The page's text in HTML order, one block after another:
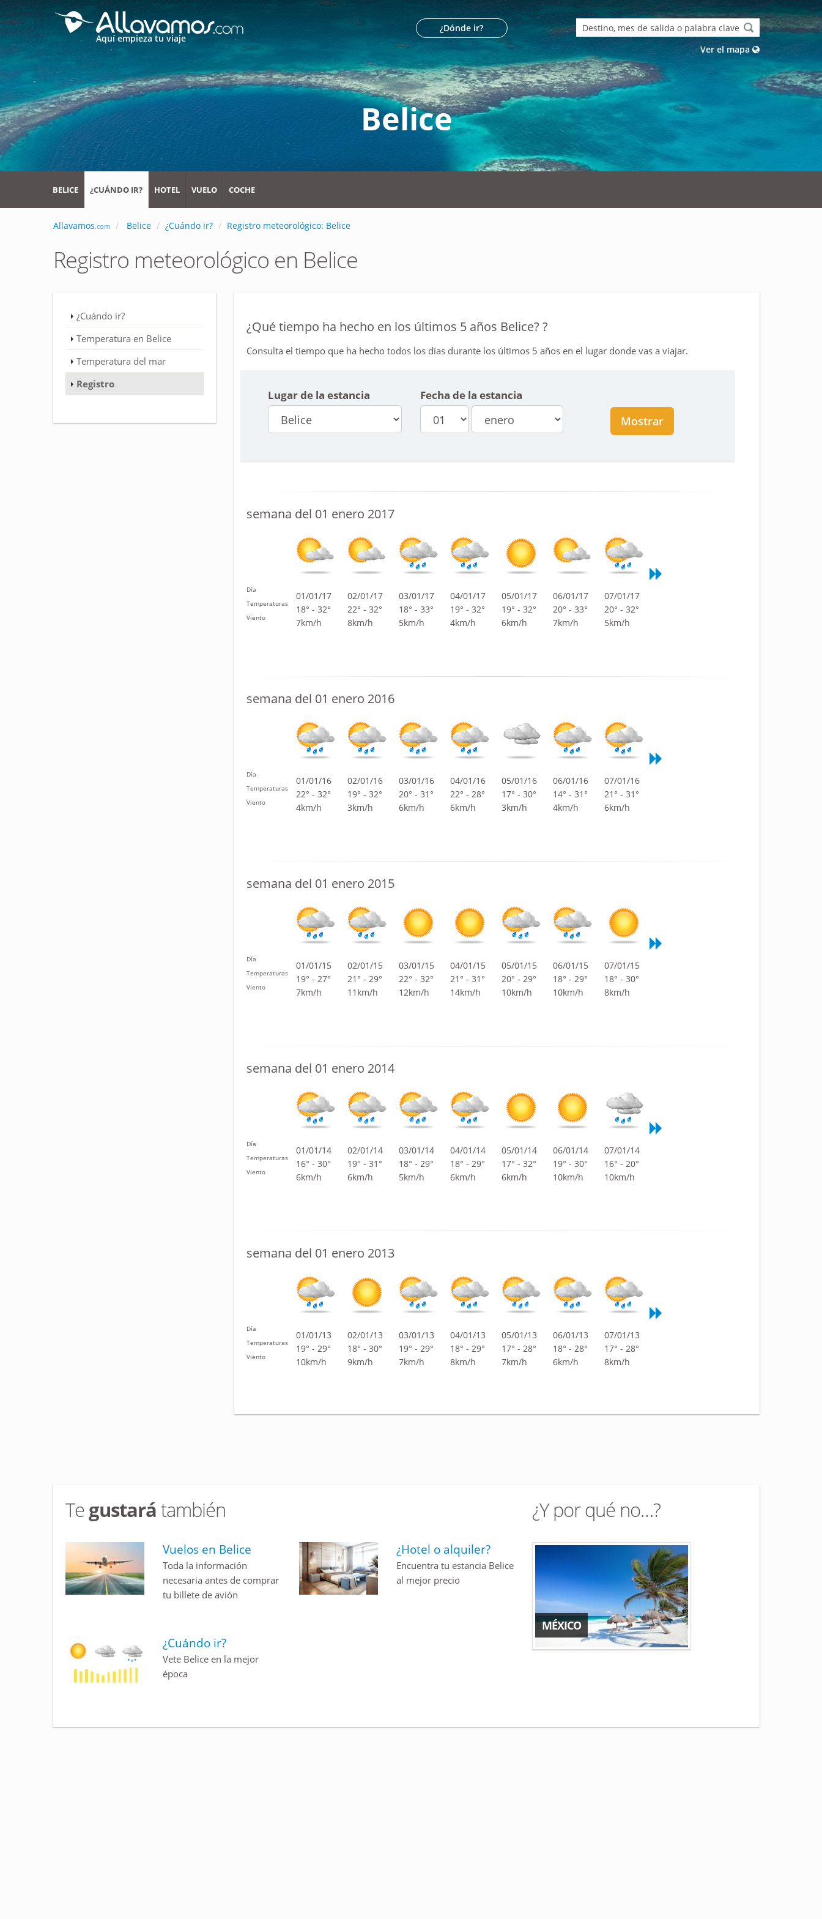
¿Dónde ir?
Ver el mapa
Aquí empieza tu viaje
Belice
BELICE ¿CUÁNDO IR? HOTEL VUELO COCHE
Allavamos.com Belice ¿Cuándo ir? Registro meteorológico: Belice
Registro meteorológico en Belice
¿Cuándo ir?
Temperatura en Belice
Temperatura del mar
Registro
¿Qué tiempo ha hecho en los últimos 5 años Belice? ?
Consulta el tiempo que ha hecho todos los días durante los últimos 5 años en el lugar donde vas a viajar.
Lugar de la estancia Fecha de la estancia
Mostrar
semana del 01 enero 2017
Día
Temperaturas
Viento
01/01/17
18° - 32°
7km/h
02/01/17
22° - 32°
8km/h
03/01/17
18° - 33°
5km/h
04/01/17
19° - 32°
4km/h
05/01/17
19° - 32°
6km/h
06/01/17
20° - 33°
7km/h
07/01/17
20° - 32°
5km/h
semana del 01 enero 2016
Día
Temperaturas
Viento
01/01/16
22° - 32°
4km/h
02/01/16
19° - 32°
3km/h
03/01/16
20° - 31°
6km/h
04/01/16
22° - 28°
6km/h
05/01/16
17° - 30°
3km/h
06/01/16
14° - 31°
4km/h
07/01/16
21° - 31°
6km/h
semana del 01 enero 2015
Día
Temperaturas
Viento
01/01/15
19° - 27°
7km/h
02/01/15
21° - 29°
11km/h
03/01/15
22° - 32°
12km/h
04/01/15
21° - 31°
14km/h
05/01/15
20° - 29°
10km/h
06/01/15
18° - 29°
10km/h
07/01/15
18° - 30°
8km/h
semana del 01 enero 2014
Día
Temperaturas
Viento
01/01/14
16° - 30°
6km/h
02/01/14
19° - 31°
6km/h
03/01/14
18° - 29°
5km/h
04/01/14
18° - 29°
6km/h
05/01/14
17° - 32°
6km/h
06/01/14
19° - 30°
10km/h
07/01/14
16° - 20°
10km/h
semana del 01 enero 2013
Día
Temperaturas
Viento
01/01/13
19° - 29°
10km/h
02/01/13
18° - 30°
9km/h
03/01/13
19° - 29°
7km/h
04/01/13
18° - 29°
8km/h
05/01/13
17° - 28°
7km/h
06/01/13
18° - 28°
6km/h
07/01/13
17° - 28°
8km/h
Tegustarátambién
Vuelos en Belice
Toda la información
necesaria antes de comprar
tu billete de avión
¿Hotel o alquiler?
Encuentra tu estancia Belice
al mejor precio
¿Cuándo ir?
Vete Belice en la mejor
época
¿Y por qué no…?
MÉXICO